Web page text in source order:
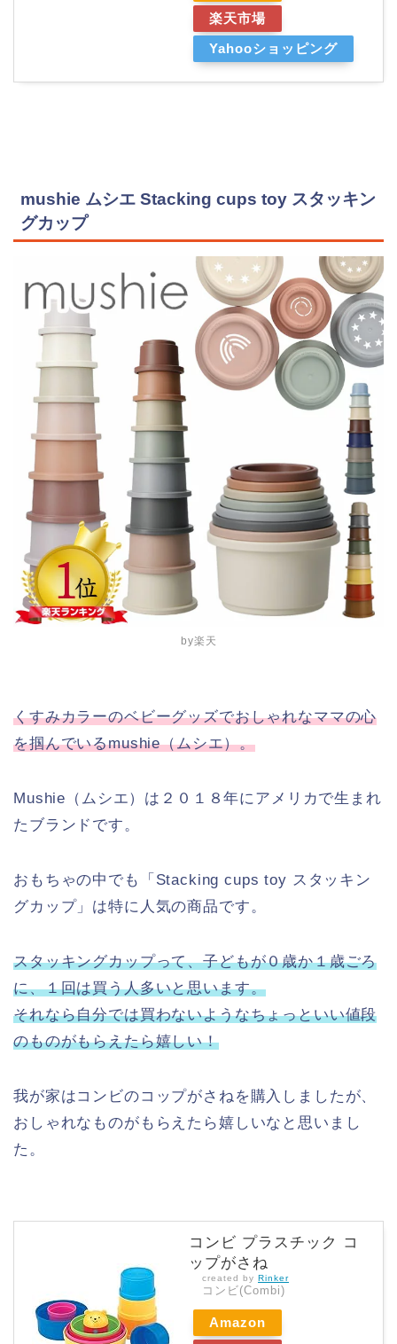
楽天市場
Yahooショッピング
mushie ムシエ Stacking cups toy スタッキン
グカップ
by楽天
くすみカラーのベビーグッズでおしゃれなママの心
を掴んでいるmushie（ムシエ）。
Mushie（ムシエ）は２０１８年にアメリカで生まれ
たブランドです。
おもちゃの中でも「Stacking cups toy スタッキン
グカップ」は特に人気の商品です。
スタッキングカップって、子どもが０歳か１歳ごろ
に、１回は買う人多いと思います。
それなら自分では買わないようなちょっといい値段
のものがもらえたら嬉しい！
我が家はコンビのコップがさねを購入しましたが、
おしゃれなものがもらえたら嬉しいなと思いまし
た。
コンビ プラスチック コ
ップがさね
created by Rinker
コンビ(Combi)
Amazon